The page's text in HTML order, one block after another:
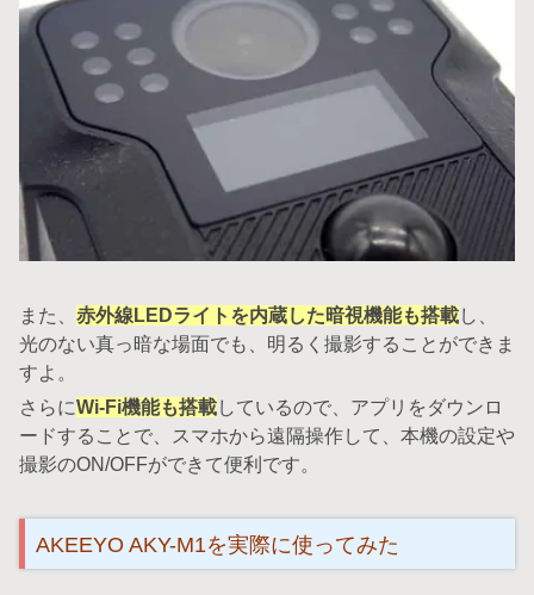
また、 赤外線LEDライトを内蔵した暗視機能も搭載し、
光のない真っ暗な場面でも、明るく撮影することができま
すよ。
さらにWi-Fi機能も搭載しているので、アプリをダウンロ
ードすることで、スマホから遠隔操作して、本機の設定や
撮影のON/OFFができて便利です。
AKEEYO AKY-M1を実際に使ってみた